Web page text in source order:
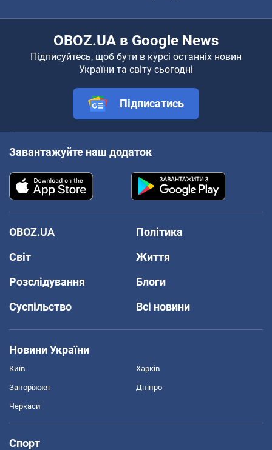
OBOZ.UA в Google News
Підписуйтесь, щоб бути в курсі останніх новин
України та світу сьогодні
Підписатись
Завантажуйте наш додаток
OBOZ.UA
Політика
Світ
Життя
Розслідування
Блоги
Суспільство
Всі новини
Новини України
Київ Харків
Запоріжжя Дніпро
Черкаси
Спорт